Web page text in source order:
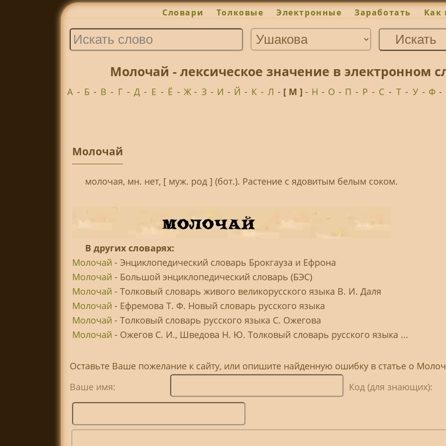
Словари Толковые Электронные Заработать Как
Молочай - лексическое значение в электронном
А - Б - В - Г - Д - Е - Ё - Ж - З - И - Й - К - Л - [ М ] - Н - О - П - Р - С - Т - У - Ф -
Молочай
молочая, мн. нет, [ муж. род ] (бот.). Растение с ядовитым белым соком.
В других словарях:
Молочай - Энциклопедический словарь Брокгауза и Ефрона
Молочай - Большой энциклопедический словарь (БЭС)
Молочай - Толковый словарь живого великорусского языка В. И. Даля
Молочай - Ефремова Т. Ф. Новый словарь русского языка
Молочай - Толковый словарь русского языка С. Ожегова
Молочай - Ожегов С. И., Шведова Н. Ю. Толковый словарь русского языка ...
Оставьте Ваше пожелание к сайту, или опишите найденную ошибку в статье о
Ваше имя:
Код (для знающих):